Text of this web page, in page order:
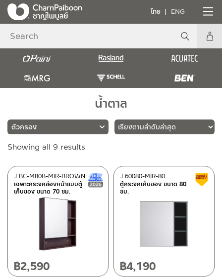
ไทย ENG
น้ำตาล
แบรนด์
RASLAND(9)
อ่างล้างหน้าตู้เฟอร์นิเจอร์
กระจกส่องหน้าเข้าชุดตู้เฟอร์นิเจอร์
วัสดุ
Showing all 9 results
latest
เฉพาะกระจกส่องหน้าแบบตู้
เก็บของ ขนาด 70 ซม.
J BC-M80B-MIR-BROWN New Arrival สินค้าใหม่ ปี 2026
฿2,590
ตู้กระจกเก็บของ ขนาด 80
ซม.
J 60080-MIR-80
฿4,190